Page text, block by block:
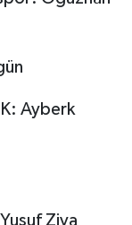
Ayberk
Ziya